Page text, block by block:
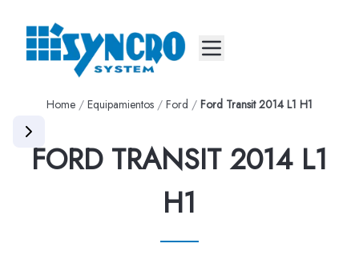
Mobile menu
Home / Equipamientos / Ford / Ford Transit 2014 L1 H1
FORD TRANSIT 2014 L1
H1